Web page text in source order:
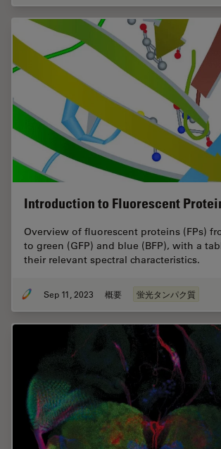
Introduction to Fluorescent
Overview of fluorescent proteins (FPs)
to green (GFP) and blue (BFP), with a
their relevant spectral characteristics.
Sep 11, 2023 概要 蛍光タンパク質